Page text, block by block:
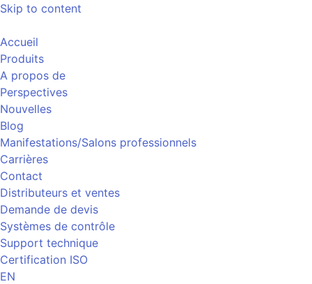
Skip to content
Accueil
Produits
A propos de
Perspectives
Nouvelles
Blog
Manifestations/Salons professionnels
Carrières
Contact
Distributeurs et ventes
Demande de devis
Systèmes de contrôle
Support technique
Certification ISO
EN